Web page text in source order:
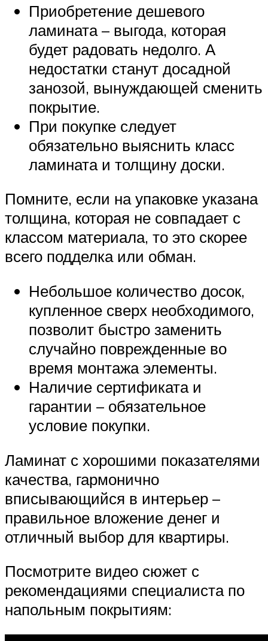
Приобретение дешевого
ламината – выгода, которая
будет радовать недолго. А
недостатки станут досадной
занозой, вынуждающей сменить
покрытие.
При покупке следует
обязательно выяснить класс
ламината и толщину доски.
Помните, если на упаковке указана
толщина, которая не совпадает с
классом материала, то это скорее
всего подделка или обман.
Небольшое количество досок,
купленное сверх необходимого,
позволит быстро заменить
случайно поврежденные во
время монтажа элементы.
Наличие сертификата и
гарантии – обязательное
условие покупки.
Ламинат с хорошими показателями
качества, гармонично
вписывающийся в интерьер –
правильное вложение денег и
отличный выбор для квартиры.
Посмотрите видео сюжет с
рекомендациями специалиста по
напольным покрытиям: